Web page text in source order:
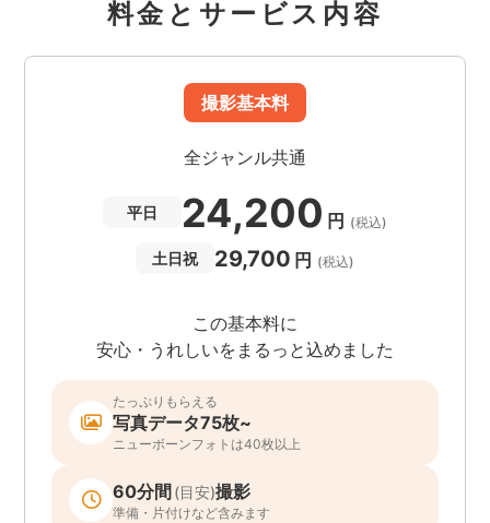
料金とサービス内容
撮影基本料
全ジャンル共通
平日 24,200 円 (税込)
土日祝 29,700 円 (税込)
この基本料に
安心・うれしいをまるっと込めました
たっぷりもらえる
写真データ75枚~
ニューボーンフォトは40枚以上
60分間 (目安)撮影
準備・片付けなど含みます